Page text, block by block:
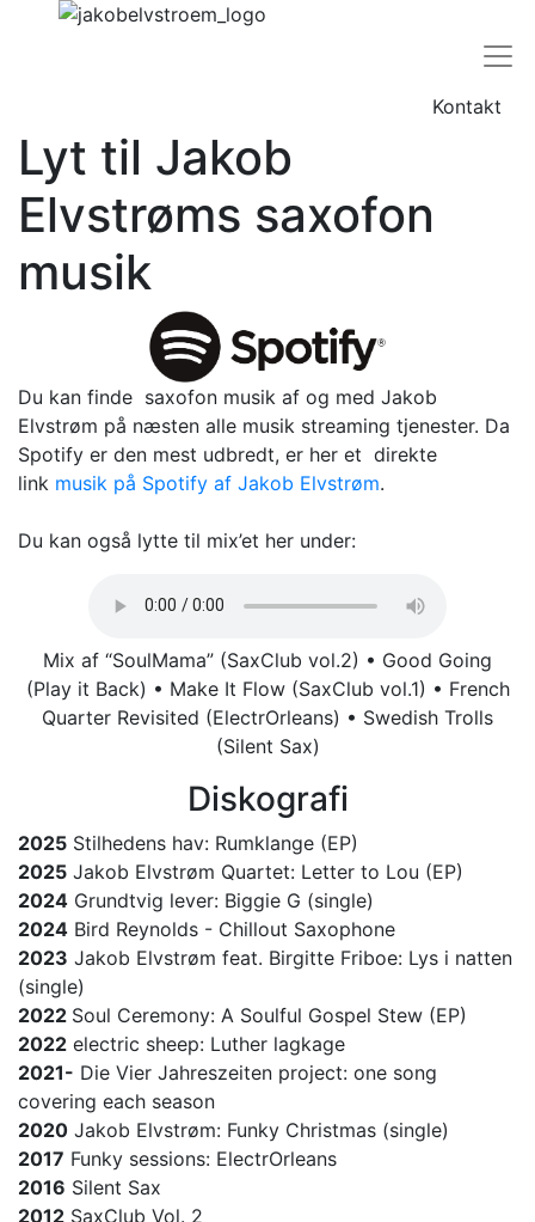
Kontakt
Lyt til Jakob
Elvstrøms saxofon
musik
Du kan finde saxofon musik af og med Jakob
Elvstrøm på næsten alle musik streaming tjenester. Da
Spotify er den mest udbredt, er her et direkte
link musik på Spotify af Jakob Elvstrøm.
Du kan også lytte til mix’et her under:
Mix af “SoulMama” (SaxClub vol.2) • Good Going
(Play it Back) • Make It Flow (SaxClub vol.1) • French
Quarter Revisited (ElectrOrleans) • Swedish Trolls
(Silent Sax)
Diskografi
2025 Stilhedens hav: Rumklange (EP)
2025 Jakob Elvstrøm Quartet: Letter to Lou (EP)
2024 Grundtvig lever: Biggie G (single)
2024 Bird Reynolds - Chillout Saxophone
2023 Jakob Elvstrøm feat. Birgitte Friboe: Lys i natten
(single)
2022 Soul Ceremony: A Soulful Gospel Stew (EP)
2022 electric sheep: Luther lagkage
2021- Die Vier Jahreszeiten project: one song
covering each season
2020 Jakob Elvstrøm: Funky Christmas (single)
2017 Funky sessions: ElectrOrleans
2016 Silent Sax
2012 SaxClub Vol. 2